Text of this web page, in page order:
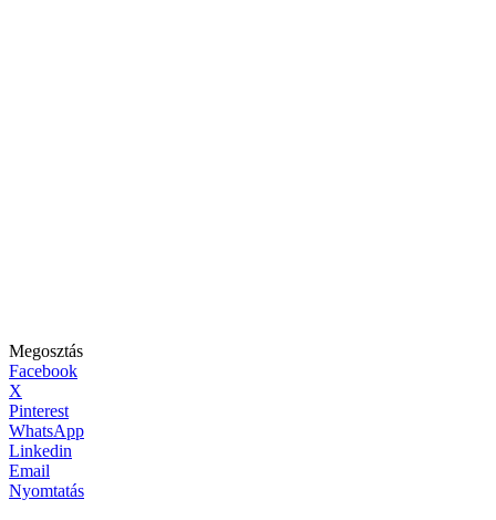
Megosztás
Facebook
X
Pinterest
WhatsApp
Linkedin
Email
Nyomtatás